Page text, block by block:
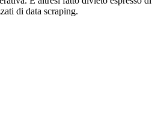
di data scraping.